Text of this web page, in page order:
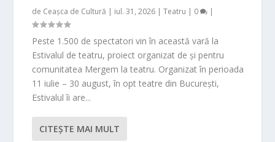
de Ceașca de Cultură | iul. 31, 2026 |Teatru | 0 |
Peste 1.500 de spectatori vin în această vară la
Estivalul de teatru, proiect organizat de și pentru
comunitatea Mergem la teatru. Organizat în perioada
11 iulie – 30 august, în opt teatre din București,
Estivalul îi are...
CITEŞTE MAI MULT